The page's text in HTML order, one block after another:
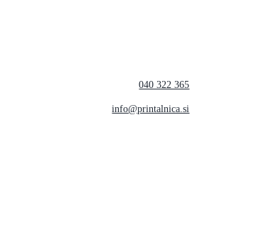
040 322 365
info@printalnica.si